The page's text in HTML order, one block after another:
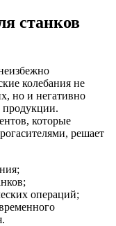
станков
колебания не
но и негативно
продукции.
которые
решает
операций;